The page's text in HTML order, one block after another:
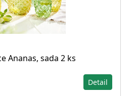
Ananas, sada 2 ks
Detail